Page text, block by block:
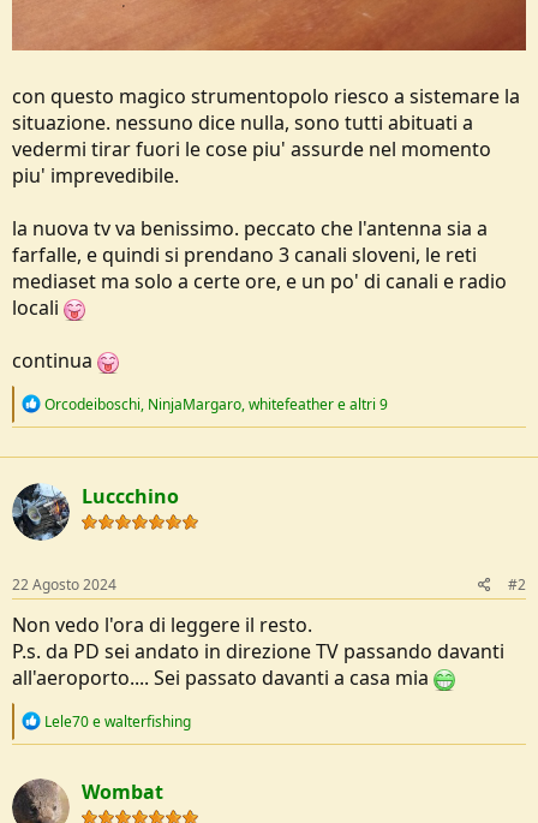
con questo magico strumentopolo riesco a sistemare la
situazione. nessuno dice nulla, sono tutti abituati a
vedermi tirar fuori le cose piu' assurde nel momento
piu' imprevedibile.
la nuova tv va benissimo. peccato che l'antenna sia a
farfalle, e quindi si prendano 3 canali sloveni, le reti
mediaset ma solo a certe ore, e un po' di canali e radio
locali
continua
R
c
i
o
n
Orcodeiboschi, NinjaMargaro,whitefeathere altri 9
Luccchino
22 Agosto 2024 #2
Non vedo l'ora di leggere il resto.
P.s. da PD sei andato in direzione TV passando davanti
all'aeroporto.... Sei passato davanti a casa mia
R
c
t
i
Lele70ewalterfishing
Wombat